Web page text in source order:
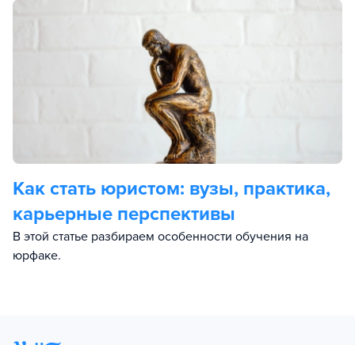
Как стать юристом: вузы, практика,
карьерные перспективы
В этой статье разбираем особенности обучения на
юрфаке.